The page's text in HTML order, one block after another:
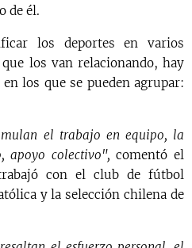
de él.
los deportes en varios
los van relacionando, hay
los que se pueden agrupar:
el trabajo en equipo, la
apoyo colectivo", comentó el
con el club de fútbol
y la selección chilena de